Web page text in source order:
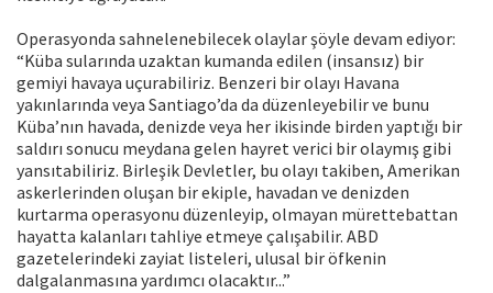
Operasyonda sahnelenebilecek olaylar şöyle devam ediyor:
“Küba sularında uzaktan kumanda edilen (insansız) bir
gemiyi havaya uçurabiliriz. Benzeri bir olayı Havana
yakınlarında veya Santiago’da da düzenleyebilir ve bunu
Küba’nın havada, denizde veya her ikisinde birden yaptığı bir
saldırı sonucu meydana gelen hayret verici bir olaymış gibi
yansıtabiliriz. Birleşik Devletler, bu olayı takiben, Amerikan
askerlerinden oluşan bir ekiple, havadan ve denizden
kurtarma operasyonu düzenleyip, olmayan mürettebattan
hayatta kalanları tahliye etmeye çalışabilir. ABD
gazetelerindeki zayiat listeleri, ulusal bir öfkenin
dalgalanmasına yardımcı olacaktır...”